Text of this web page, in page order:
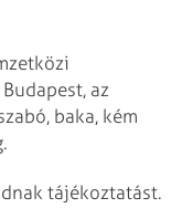
az
baka, kém
tájékoztatást.